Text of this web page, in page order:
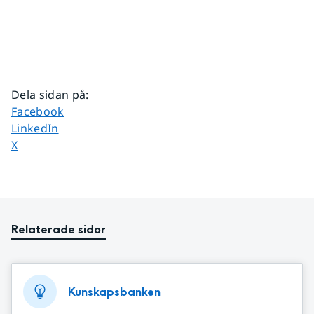
Dela sidan på:
Dela sidan på
Facebook
Dela sidan på
LinkedIn
Dela sidan på
X
Relaterade sidor
Kunskapsbanken